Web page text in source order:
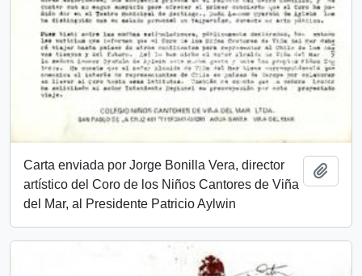
Carta enviada por Jorge Bonilla Vera, director
artístico del Coro de los Niños Cantores de Viña
del Mar, al Presidente Patricio Aylwin